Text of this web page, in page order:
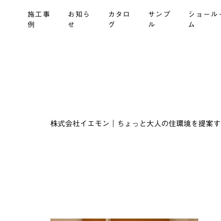
施工事
例
お知ら
せ
カタロ
グ
サンプ
ル
ショール
ム
株式会社イエモン｜ちょっと大人の住環境を提案